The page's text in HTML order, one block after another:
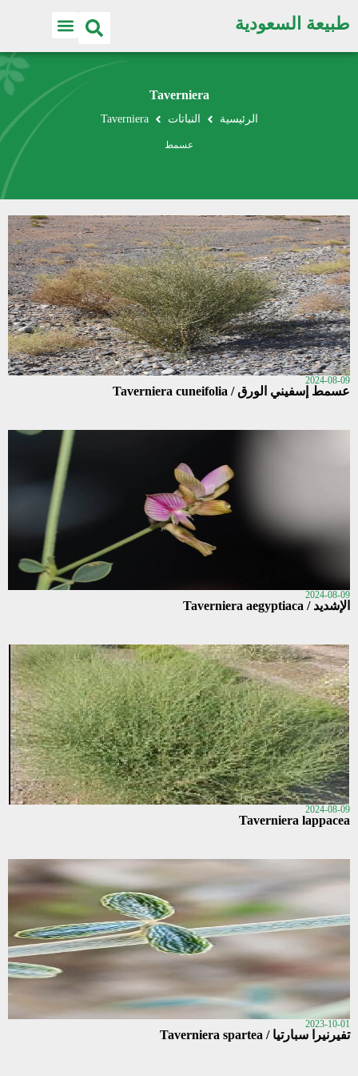
طبيعة السعودية
Taverniera
الرئيسية النباتات Taverniera
عسمط
2024-08-09
عسمط إسفيني الورق / Taverniera cuneifolia
2024-08-09
الإشديد / Taverniera aegyptiaca
2024-08-09
Taverniera lappacea
2023-10-01
تفيرنيرا سبارتيا / Taverniera spartea